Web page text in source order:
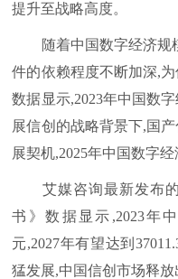
提升至战略高度。
随着中国数字经济规
件的依赖程度不断加深,
数据显示,2023年中国数
展信创的战略背景下,国
展契机,2025年中国数字
艾媒咨询最新发布的
书》数据显示,2023年
元,2027年有望达到
猛发展,中国信创市场释放